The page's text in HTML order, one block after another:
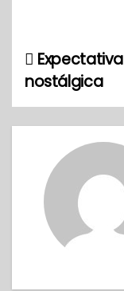
N
a
v
Expectativa
nostálgica